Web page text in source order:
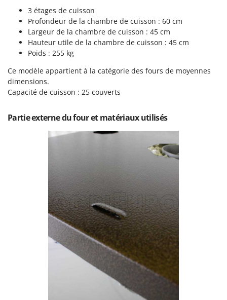
Nettoyeurs tapis, moquettes et tapisseries
Peignes vibreurs et Secoueurs à olives
Pelles rétros pour tracteur
Perches Élagueuses
Pétrins à Spirale
Planteuses de pommes de terre pour tracteur
Plateaux de coupe pour tracteur
Pompes de transfert
Pompes immergées électriques
Postes à souder
Poussoirs à saucisse
Presses à pellets
Fiorentini
Fiskars
Flymo
Fontana Forni
Forest Master
Francini
GeoTech Pro
Gierre
Ginko - MGM
Gipeco
3 étages de cuisson
Profondeur de la chambre de cuisson : 60 cm
Largeur de la chambre de cuisson : 45 cm
Hauteur utile de la chambre de cuisson : 45 cm
Poids : 255 kg
Ce modèle appartient à la catégorie des fours de moyennes
dimensions.
Capacité de cuisson : 25 couverts
Partie externe du four et matériaux utilisés